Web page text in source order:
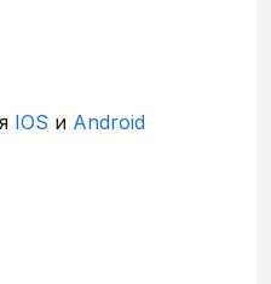
IOS и Android